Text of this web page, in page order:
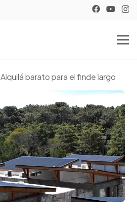
Alquilá barato para el finde largo